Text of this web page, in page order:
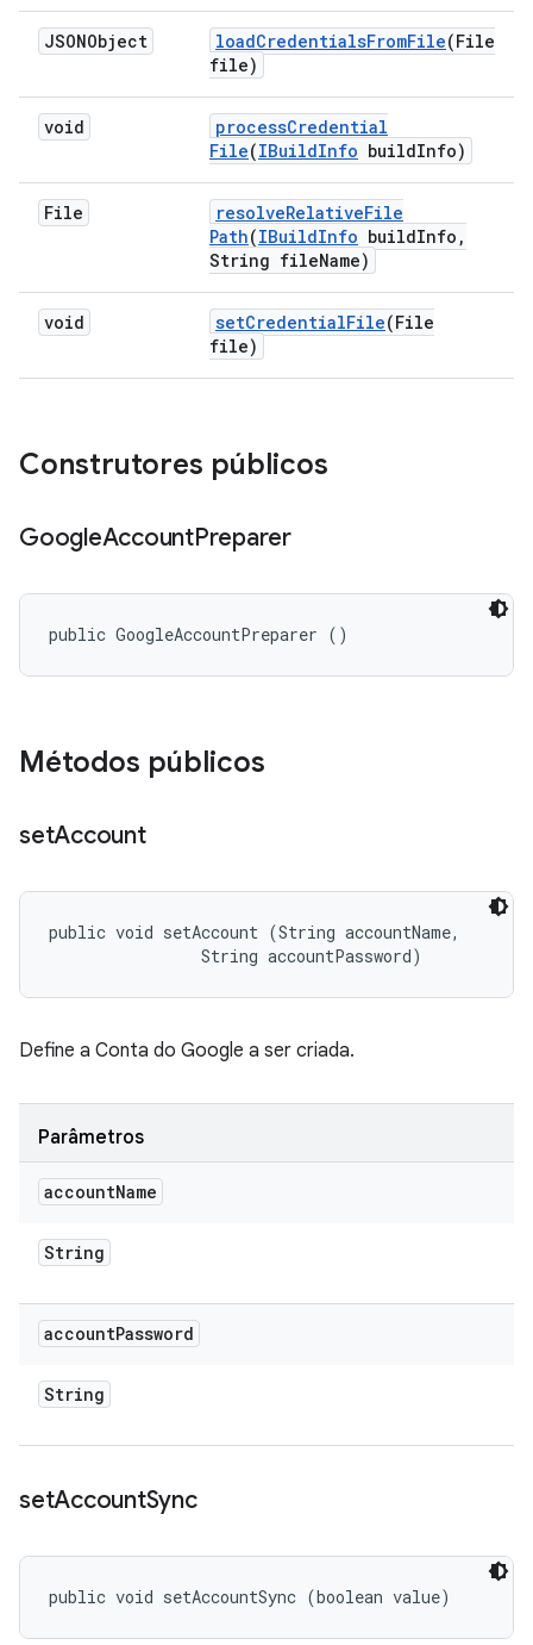
JSONObject loadCredentialsFromFile(File
file)
void processCredential
File(IBuildInfo buildInfo)
File resolveRelativeFile
Path(IBuildInfo buildInfo ,
String fileName)
void setCredentialFile(File
file)
Construtores públicos
GoogleAccountPreparer
public GoogleAccountPreparer ()
Métodos públicos
setAccount
public void setAccount (String accountName,
                String accountPassword)
Define a Conta do Google a ser criada.
Parâmetros
accountName
String
accountPassword
String
setAccountSync
public void setAccountSync (boolean value)